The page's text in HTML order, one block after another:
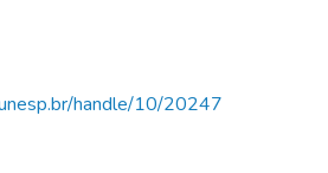
handle/10/20247